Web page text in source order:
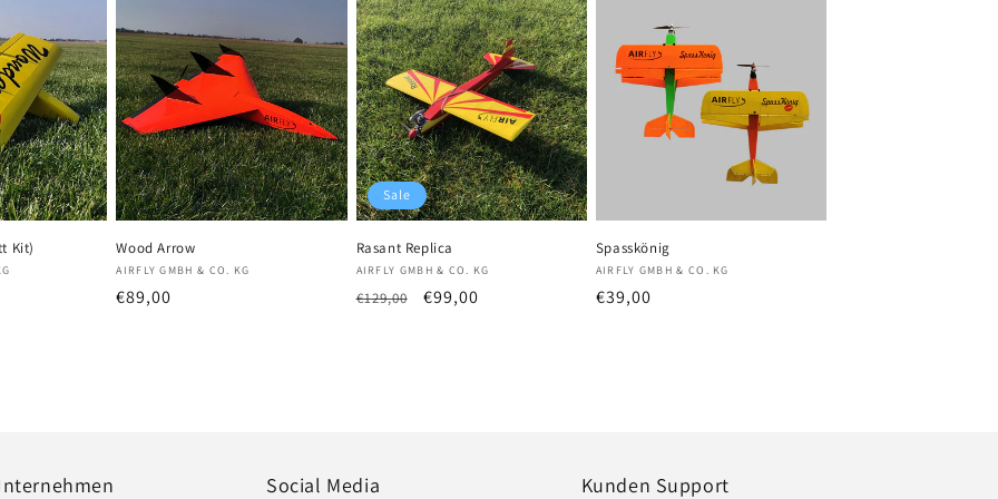
Kit) Wood Arrow
Anbieter:
AIRFLY GMBH & CO. KG
Normaler
€89,00
Sale
Rasant Replica
Anbieter:
AIRFLY GMBH & CO. KG
Normaler
€129,00 Verkaufspreis
€99,00
Spasskönig
Anbieter:
AIRFLY GMBH & CO. KG
Normaler
€39,00
Social Media Kunden Support